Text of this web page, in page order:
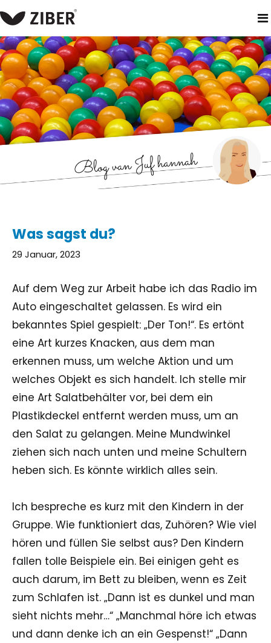
heim neuigkeiten was sagst du?
Was sagst du?
29 Januar, 2023
Auf dem Weg zur Arbeit habe ich das Radio im
Auto eingeschaltet gelassen. Es wird ein
bekanntes Spiel gespielt: „Der Ton!“. Es ertönt
eine Art kurzes Knacken, aus dem man
erkennen muss, um welche Aktion und um
welches Objekt es sich handelt. Ich stelle mir
eine Art Salatbehälter vor, bei dem ein
Plastikdeckel entfernt werden muss, um an
den Salat zu gelangen. Meine Mundwinkel
ziehen sich nach unten und meine Schultern
heben sich. Es könnte wirklich alles sein.
Ich bespreche es kurz mit den Kindern in der
Gruppe. Wie funktioniert das, Zuhören? Wie viel
hören und füllen Sie selbst aus? Den Kindern
fallen tolle Beispiele ein. Bei einigen geht es
auch darum, im Bett zu bleiben, wenn es Zeit
zum Schlafen ist. „Dann ist es dunkel und man
sieht nichts mehr…“ „Manchmal höre ich etwas
und dann denke ich an ein Gespenst!“ „Dann